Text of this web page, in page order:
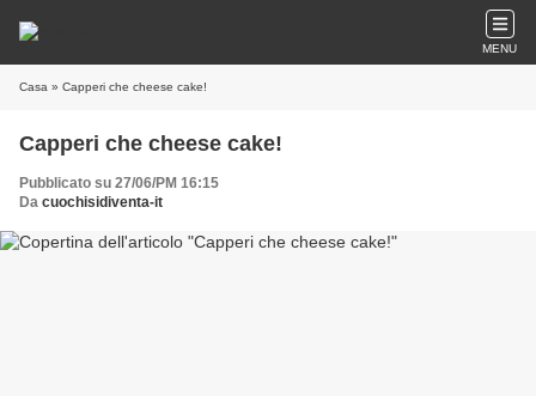
MENU
Casa » Capperi che cheese cake!
Capperi che cheese cake!
Pubblicato su 27/06/PM 16:15
Da cuochisidiventa-it